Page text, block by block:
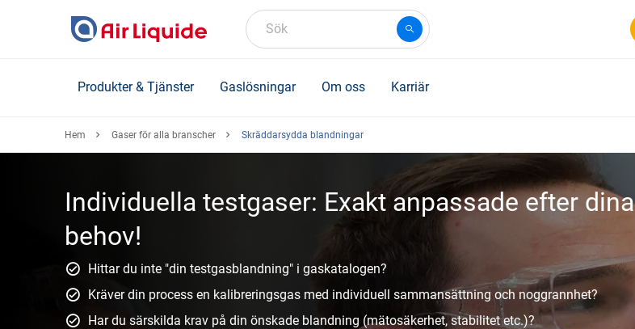
Sök
Produkter & Tjänster Gaslösningar Om oss Karriär
Hem Gaser för alla branscher Skräddarsydda blandningar
Individuella testgaser: Exakt anpassade efter dina
behov!
Hittar du inte "din testgasblandning" i gaskatalogen?
Kräver din process en kalibreringsgas med individuell sammansättning och noggrannhet?
Har du särskilda krav på din önskade blandning (mätosäkerhet, stabilitet etc.)?